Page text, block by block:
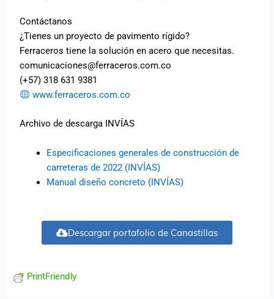
Contáctanos
¿Tienes un proyecto de pavimento rígido?
Ferraceros tiene la solución en acero que necesitas.
comunicaciones@ferraceros.com.co
(+57) 318 631 9381
www.ferraceros.com.co
Archivo de descarga INVÍAS
Especificaciones generales de construcción de
carreteras de 2022 (INVÍAS)
Manual diseño concreto (INVÍAS)
Descargar portafolio de Canastillas
PrintFriendly